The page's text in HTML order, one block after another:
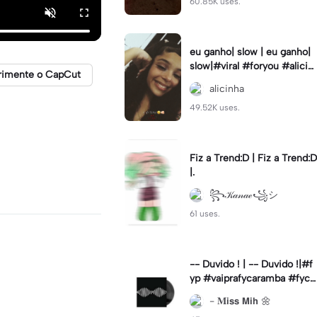
o CapCut
eu ganho| slow | eu ganho|
slow|#viral #foryou #alicin
ha #cameralenta #slow
alicinha
49.52K uses.
Fiz a Trend:D | Fiz a Trend:D
|.
꧂𝒦𝒶𝓃𝒶ℯ꧁シ
61 uses.
-- Duvido ! | -- Duvido !|#f
yp #vaiprafycaramba #fyca
pcut #viral
- 𝐌𝗶𝘀𝘀 𝗠𝗶𝗵 🌼